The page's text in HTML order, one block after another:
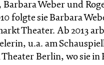
Barbara Weber und
folgte sie Barbara
Theater. Ab 2013
u.a. am
Berlin, wo sie in